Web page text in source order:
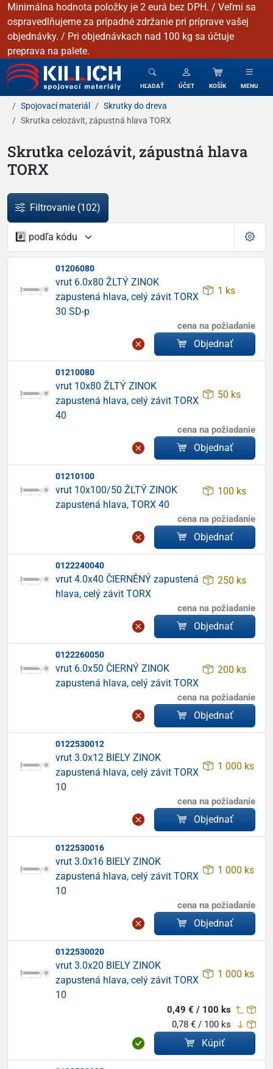
Minimálna hodnota položky je 2 eurá bez DPH. / Veľmi sa
ospravedlňujeme za prípadné zdržanie pri príprave vašej
objednávky. / Pri objednávkach nad 100 kg sa účtuje
preprava na palete.
KILLICH - Spojovacie materiály
HĽADAŤ ÚČET KOŠÍK MENU
Spojovací materiál
Skrutky do dreva
Skrutka celozávit, zápustná hlava TORX
Skrutka celozávit, zápustná hlava
TORX
Filtrovanie (102)
01206080
vrut 6.0x80 ŽLTÝ ZINOK
zapustená hlava, celý závit TORX
30 SD-p
1 ks
cena na požiadanie
Objednať
01210080
vrut 10x80 ŽLTÝ ZINOK
zapustená hlava, celý závit TORX
40
50 ks
cena na požiadanie
Objednať
01210100
vrut 10x100/50 ŽLTÝ ZINOK
zapustená hlava, TORX 40
100 ks
cena na požiadanie
Objednať
0122240040
vrut 4.0x40 ČIERNĚNÝ zapustená
hlava, celý závit TORX
250 ks
cena na požiadanie
Objednať
0122260050
vrut 6.0x50 ČIERNÝ ZINOK
zapustená hlava, celý závit TORX
200 ks
cena na požiadanie
Objednať
0122530012
vrut 3.0x12 BIELY ZINOK
zapustená hlava, celý závit TORX
10
1 000 ks
cena na požiadanie
Objednať
0122530016
vrut 3.0x16 BIELY ZINOK
zapustená hlava, celý závit TORX
10
1 000 ks
cena na požiadanie
Objednať
0122530020
vrut 3.0x20 BIELY ZINOK
zapustená hlava, celý závit TORX
10
1 000 ks
0,49 € / 100 ks
0,78 € / 100 ks
Kúpiť